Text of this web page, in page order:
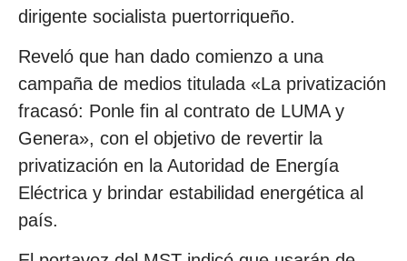
dirigente socialista puertorriqueño.
Reveló que han dado comienzo a una
campaña de medios titulada «La privatización
fracasó: Ponle fin al contrato de LUMA y
Genera», con el objetivo de revertir la
privatización en la Autoridad de Energía
Eléctrica y brindar estabilidad energética al
país.